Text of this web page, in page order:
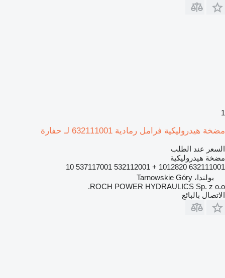
1
مضخة هيدروليكية فرامل رمادية 632111001 لـ حفارة
السعر عند الطلب
مضخة هيدروليكية
632111001 1012820 + 532112001 537117001 10
بولندا، Tarnowskie Góry
ROCH POWER HYDRAULICS Sp. z o.o.
الاتصال بالبائع